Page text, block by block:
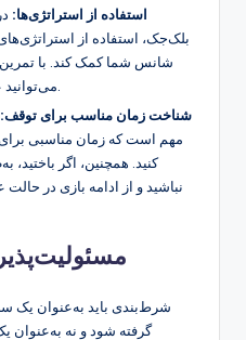
استفاده از استراتژی‌ها:
بلک‌جک، استفاده از
شانس شما کمک کند. با تمرین
شناخت زمان مناسب برای توقف:
مهم است که زمان مناسبی برای
کنید. همچنین، اگر باختید،
نباشید و از ادامه بازی در
5.
شرط‌بندی باید به‌عنوان یک
گرفته شود و نه به‌عنوان